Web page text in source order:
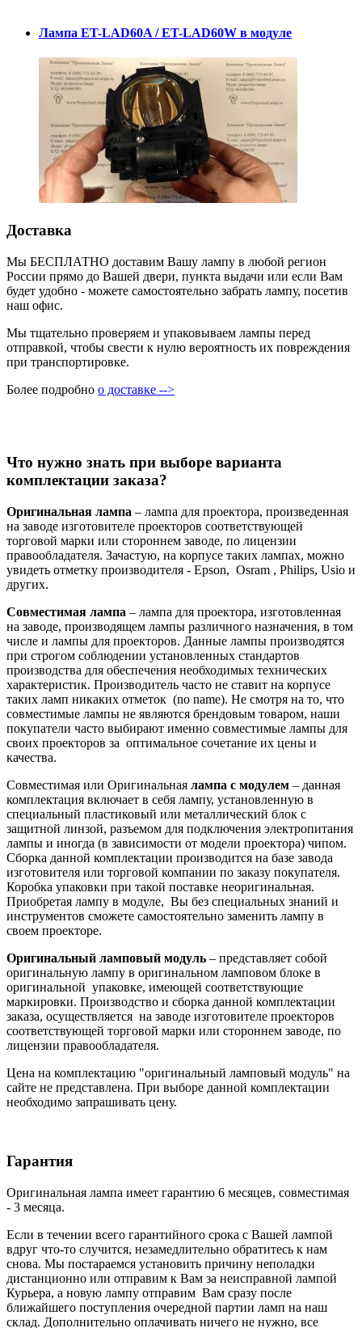
Лампа ET-LAD60A / ET-LAD60W в модуле
Доставка
Мы БЕСПЛАТНО доставим Вашу лампу в любой регион
России прямо до Вашей двери, пункта выдачи или если Вам
будет удобно - можете самостоятельно забрать лампу, посетив
наш офис.
Мы тщательно проверяем и упаковываем лампы перед
отправкой, чтобы свести к нулю вероятность их повреждения
при транспортировке.
Более подробно о доставке -->
Что нужно знать при выборе варианта
комплектации заказа?
Оригинальная лампа – лампа для проектора, произведенная
на заводе изготовителе проекторов соответствующей
торговой марки или стороннем заводе, по лицензии
правообладателя. Зачастую, на корпусе таких лампах, можно
увидеть отметку производителя - Epson, Osram , Philips, Usio и
других.
Совместимая лампа – лампа для проектора, изготовленная
на заводе, производящем лампы различного назначения, в том
числе и лампы для проекторов. Данные лампы производятся
при строгом соблюдении установленных стандартов
производства для обеспечения необходимых технических
характеристик. Производитель часто не ставит на корпусе
таких ламп никаких отметок (no name). Не смотря на то, что
совместимые лампы не являются брендовым товаром, наши
покупатели часто выбирают именно совместимые лампы для
своих проекторов за оптимальное сочетание их цены и
качества.
Совместимая или Оригинальная лампа с модулем – данная
комплектация включает в себя лампу, установленную в
специальный пластиковый или металлический блок с
защитной линзой, разъемом для подключения электропитания
лампы и иногда (в зависимости от модели проектора) чипом.
Сборка данной комплектации производится на базе завода
изготовителя или торговой компании по заказу покупателя.
Коробка упаковки при такой поставке неоригинальная.
Приобретая лампу в модуле, Вы без специальных знаний и
инструментов сможете самостоятельно заменить лампу в
своем проекторе.
Оригинальный ламповый модуль – представляет собой
оригинальную лампу в оригинальном ламповом блоке в
оригинальной упаковке, имеющей соответствующие
маркировки. Производство и сборка данной комплектации
заказа, осуществляется на заводе изготовителе проекторов
соответствующей торговой марки или стороннем заводе, по
лицензии правообладателя.
Цена на комплектацию "оригинальный ламповый модуль" на
сайте не представлена. При выборе данной комплектации
необходимо запрашивать цену.
Гарантия
Оригинальная лампа имеет гарантию 6 месяцев, совместимая
- 3 месяца.
Если в течении всего гарантийного срока с Вашей лампой
вдруг что-то случится, незамедлительно обратитесь к нам
снова. Мы постараемся установить причину неполадки
дистанционно или отправим к Вам за неисправной лампой
Курьера, а новую лампу отправим Вам сразу после
ближайшего поступления очередной партии ламп на наш
склад. Дополнительно оплачивать ничего не нужно, все